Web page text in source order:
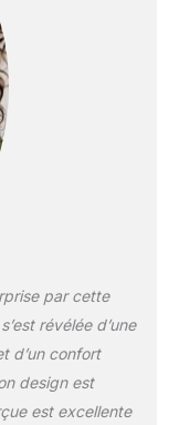
votre
tout au
la journée.
UNE ASSISE
ET
: Le siège
et répartit
la
ce qui
AUCUNE
DURANT
: le
vous
dans une
naturelle,
par cette
révélée d’une
d’un confort
design est
est excellente